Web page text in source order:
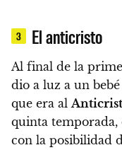
3 El anticristo
Al final de la
dio a luz a un
que era al
quinta temporada,
con la posibilidad